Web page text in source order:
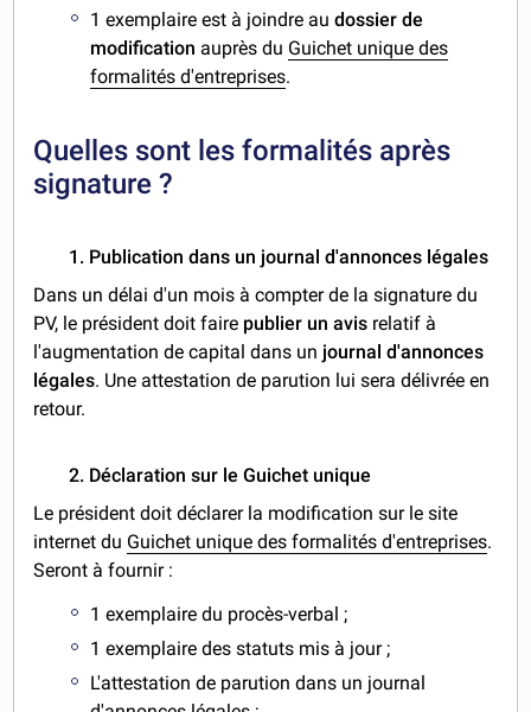
1 exemplaire est à joindre audossier de
modification auprès du Guichet unique des
formalités d'entreprises.
Quelles sont les formalités après
signature ?
1. Publication dans un journal d'annonces légales
Dans un délai d'un mois à compter de la signature du
PV, le président doit faire publier un avis relatif à
l'augmentation de capital dans un journal d'annonces
légales. Une attestation de parution lui sera délivrée en
retour.
2. Déclaration sur le Guichet unique
Le président doit déclarer la modification sur le site
internet du Guichet unique des formalités d'entreprises.
Seront à fournir :
1 exemplaire du procès-verbal ;
1 exemplaire des statuts mis à jour ;
L'attestation de parution dans un journal